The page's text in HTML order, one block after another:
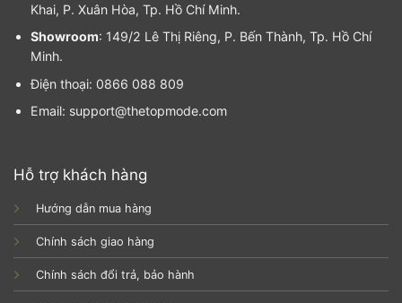
Khai, P. Xuân Hòa, Tp. Hồ Chí Minh.
Showroom: 149/2 Lê Thị Riêng, P. Bến Thành, Tp. Hồ Chí
Minh.
Điện thoại: 0866 088 809
Email: support@thetopmode.com
Hỗ trợ khách hàng
Hướng dẫn mua hàng
Chính sách giao hàng
Chính sách đổi trả, bảo hành